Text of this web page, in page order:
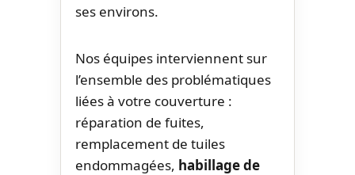
ses environs.
Nos équipes interviennent sur
l’ensemble des problématiques
liées à votre couverture :
réparation de fuites,
remplacement de tuiles
endommagées, habillage de